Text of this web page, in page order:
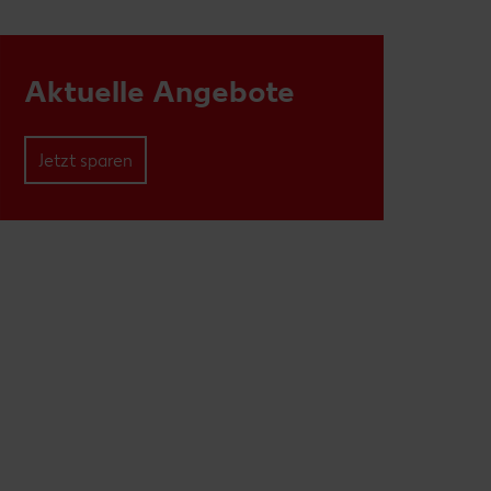
Aktuelle Angebote
Jetzt sparen